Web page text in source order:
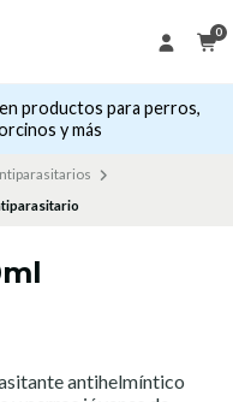
0
productos para perros,
y más
antihelmíntico